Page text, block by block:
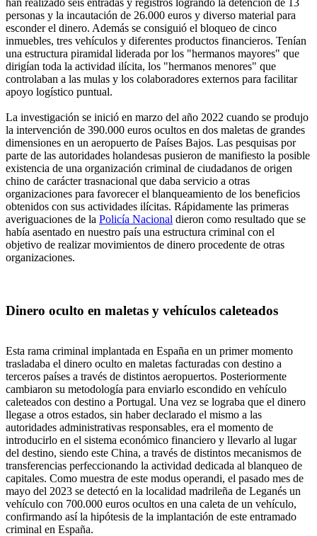
han realizado seis entradas y registros logrando la detención de 13
personas y la incautación de 26.000 euros y diverso material para
esconder el dinero. Además se consiguió el bloqueo de cinco
inmuebles, tres vehículos y diferentes productos financieros. Tenían
una estructura piramidal liderada por los "hermanos mayores" que
dirigían toda la actividad ilícita, los "hermanos menores" que
controlaban a las mulas y los colaboradores externos para facilitar
apoyo logístico puntual.
La investigación se inició en marzo del año 2022 cuando se produjo
la intervención de 390.000 euros ocultos en dos maletas de grandes
dimensiones en un aeropuerto de Países Bajos. Las pesquisas por
parte de las autoridades holandesas pusieron de manifiesto la posible
existencia de una organización criminal de ciudadanos de origen
chino de carácter trasnacional que daba servicio a otras
organizaciones para favorecer el blanqueamiento de los beneficios
obtenidos con sus actividades ilícitas. Rápidamente las primeras
averiguaciones de la Policía Nacional dieron como resultado que se
había asentado en nuestro país una estructura criminal con el
objetivo de realizar movimientos de dinero procedente de otras
organizaciones.
Dinero oculto en maletas y vehículos caleteados
Esta rama criminal implantada en España en un primer momento
trasladaba el dinero oculto en maletas facturadas con destino a
terceros países a través de distintos aeropuertos. Posteriormente
cambiaron su metodología para enviarlo escondido en vehículo
caleteados con destino a Portugal. Una vez se lograba que el dinero
llegase a otros estados, sin haber declarado el mismo a las
autoridades administrativas responsables, era el momento de
introducirlo en el sistema económico financiero y llevarlo al lugar
del destino, siendo este China, a través de distintos mecanismos de
transferencias perfeccionando la actividad dedicada al blanqueo de
capitales. Como muestra de este modus operandi, el pasado mes de
mayo del 2023 se detectó en la localidad madrileña de Leganés un
vehículo con 700.000 euros ocultos en una caleta de un vehículo,
confirmando así la hipótesis de la implantación de este entramado
criminal en España.